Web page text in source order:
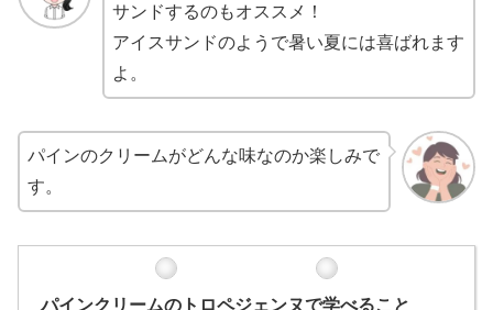
サンドするのもオススメ！
アイスサンドのようで暑い夏には喜ばれます
よ。
パインのクリームがどんな味なのか楽しみで
す。
パインクリームのトロペジェンヌで学べること